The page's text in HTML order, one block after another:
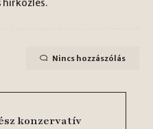
hírközlés.
Nincs hozzászólás
konzervatív